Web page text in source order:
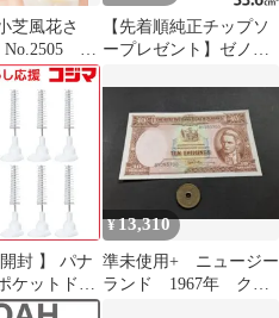
芝風花さ
切
【先着順純正チップソ
ープレゼント】ゼノア
ンドル/フロートエンジ
ン) 967028002 [エンジ
ン式 刈払い機 草刈機]
】 パナ
ケットドル
ラシ（１０
¥13,310
準未使用+ ニュージー
ランド 1967年 クッ